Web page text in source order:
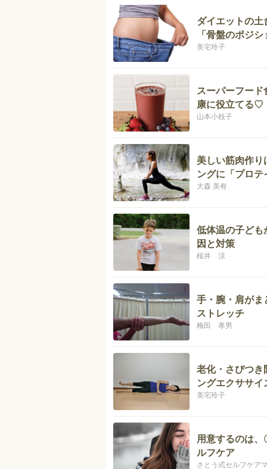
ダイエットの土
「骨盤のポジ
美宅玲子
スーパーフー
康に役立てる♡
山本小枝子
美しい筋肉作り
ングに「プロ
大森 美有
低体温の子ども
因と対策
桜井 涼
手・腕・肩がま
ストレッチ
梅田 孝男
老化・さびつき
ングエクササイ
美宅玲子
用意するのは
ルフケア
さとう式セルフケア